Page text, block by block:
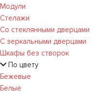
Модули
Стелажи
Со стеклянными дверцами
С зеркальными дверцами
Шкафы без створок
По цвету
Бежевые
Белые